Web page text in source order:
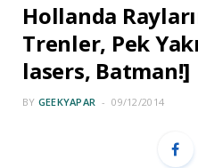
Hollanda
Trenler, Pek
lasers, Batman!]
BY GEEKYAPAR 09/12/2014